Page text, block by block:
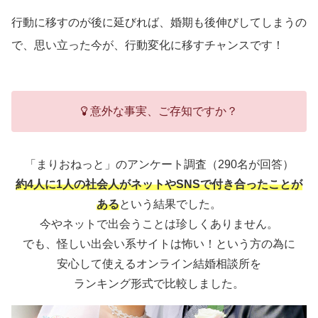
行動に移すのが後に延びれば、婚期も後伸びしてしまうの
で、思い立った今が、行動変化に移すチャンスです！
意外な事実、ご存知ですか？
「まりおねっと」のアンケート調査（290名が回答）
約4人に1人の社会人がネットやSNSで付き合ったことが
あるという結果でした。
今やネットで出会うことは珍しくありません。
でも、怪しい出会い系サイトは怖い！という方の為に
安心して使えるオンライン結婚相談所を
ランキング形式で比較しました。